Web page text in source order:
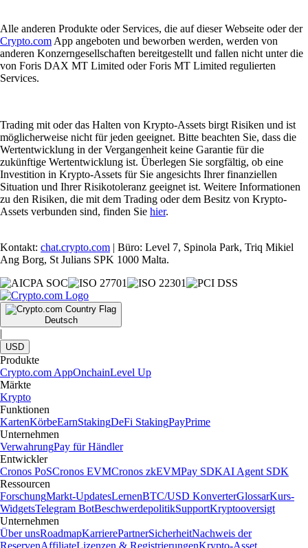
Alle anderen Produkte oder Services, die auf dieser Webseite oder der
Crypto.com App angeboten und beworben werden, werden von
anderen Konzerngesellschaften bereitgestellt und fallen nicht unter die
von Foris DAX MT Limited oder Foris MT Limited regulierten
Services.
Trading mit oder das Halten von Krypto-Assets birgt Risiken und ist
möglicherweise nicht für jeden geeignet. Bitte beachten Sie, dass die
Wertentwicklung in der Vergangenheit keine Garantie für die
zukünftige Wertentwicklung ist. Überlegen Sie sorgfältig, ob eine
Investition in Krypto-Assets für Sie angesichts Ihrer finanziellen
Situation und Ihrer Risikotoleranz geeignet ist. Weitere Informationen
zu den Risiken, die mit dem Trading oder dem Besitz von Krypto-
Assets verbunden sind, finden Sie hier.
Kontakt: chat.crypto.com | Büro: Level 7, Spinola Park, Triq Mikiel
Ang Borg, St Julians SPK 1000 Malta.
Deutsch
|
USD
Produkte
Crypto.com AppOnchainLevel Up
Märkte
Krypto
Funktionen
KartenKörbeEarnStakingDeFi StakingPayPrime
Unternehmen
VerwahrungPay für Händler
Entwickler
Cronos PoSCronos EVMCronos zkEVMPay SDKAI Agent SDK
Ressourcen
ForschungMarkt-UpdatesLernenBTC/USD KonverterGlossarKurs-
WidgetsTelegram BotBeschwerdepolitikSupportKryptooversigt
Unternehmen
Über unsRoadmapKarrierePartnerSicherheitNachweis der
ReservenAffiliateLizenzen & RegistrierungenKrypto-Asset